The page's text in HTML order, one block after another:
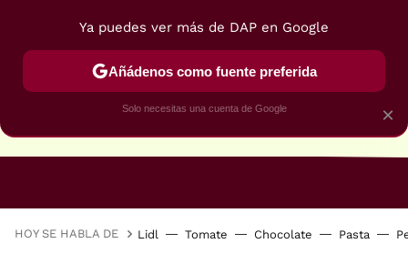
HOY SE HABLA DE Lidl Tomate Chocolate Pasta
×
Ya puedes ver más de DAP en Google
Añádenos como fuente preferida
Solo necesitas una cuenta de Google